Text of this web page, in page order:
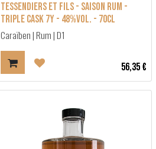
Tessendiers et Fils - Saison Rum -
Triple Cask 7y - 48%vol. - 70cl
Caraïben | Rum | D1
56,35€